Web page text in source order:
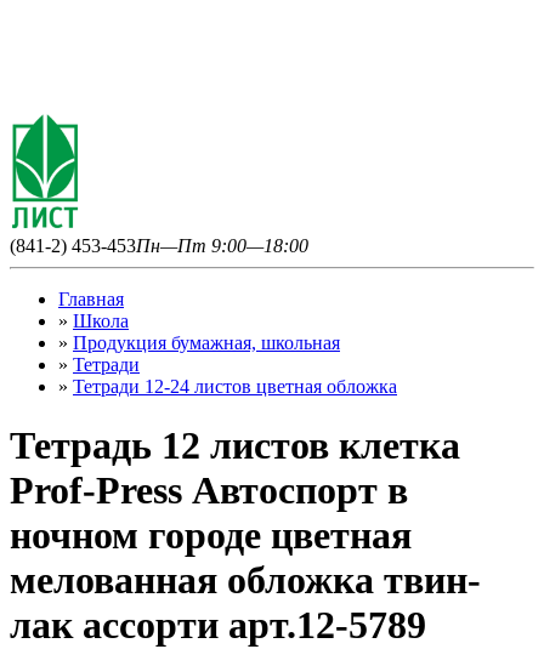
(841-2) 453-453Пн—Пт 9:00—18:00
Главная
» Школа
» Продукция бумажная, школьная
» Тетради
» Тетради 12-24 листов цветная обложка
Тетрадь 12 листов клетка
Prof-Press Автоспорт в
ночном городе цветная
мелованная обложка твин-
лак ассорти арт.12-5789